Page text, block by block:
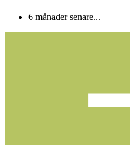
6 månader senare...